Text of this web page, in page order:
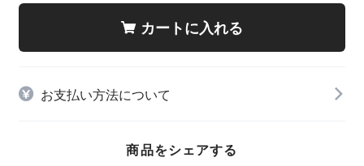
カートに入れる
お支払い方法について
商品をシェアする